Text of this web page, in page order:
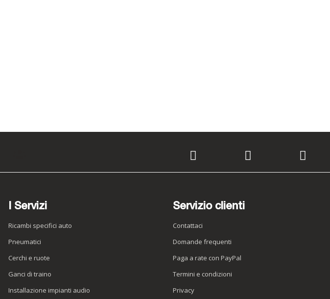
I Servizi
Ricambi specifici auto
Pneumatici
Cerchi e ruote
Ganci di traino
Installazione impianti audio
Servizio clienti
Contattaci
Domande frequenti
Paga a rate con PayPal
Termini e condizioni
Privacy